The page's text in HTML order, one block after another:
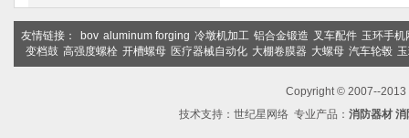
友情链接： bov aluminum forging 冷墩机加工 铝合金锻造 叉车配件 玉环手机
变档鼓 高强度螺栓 开槽螺母 医疗器械自动化 大棚卷膜器 大螺母 汽车轮毂
Copyright © 2007--2013
技术支持： 世纪星网络专业产品： 消防器材 消